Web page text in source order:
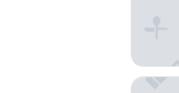
Hotel